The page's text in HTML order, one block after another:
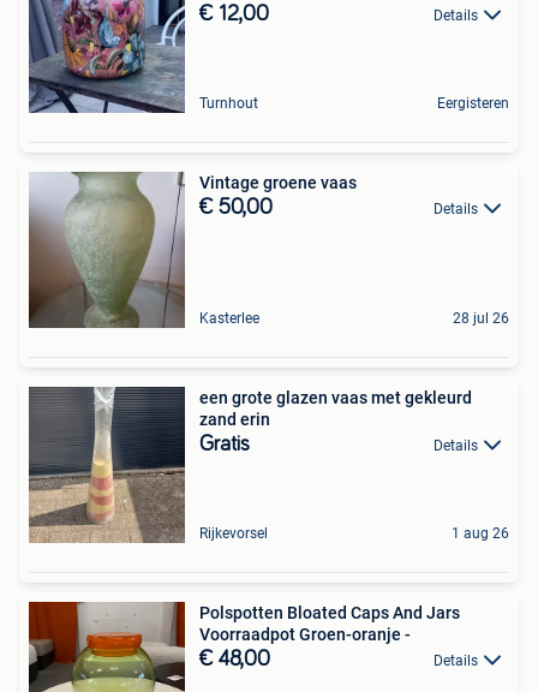
€ 12,00 Details
Turnhout Eergisteren
Vintage groene vaas
€ 50,00 Details
Kasterlee 28 jul 26
een grote glazen vaas met gekleurd
zand erin
Gratis Details
Rijkevorsel 1 aug 26
Polspotten Bloated Caps And Jars
Voorraadpot Groen-oranje -
€ 48,00 Details